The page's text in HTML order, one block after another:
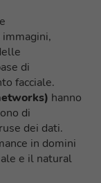
di
facciale.
hanno
di
dei dati.
in domini
e il natural